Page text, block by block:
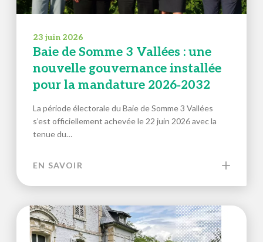
23 juin 2026
Baie de Somme 3 Vallées : une
nouvelle gouvernance installée
pour la mandature 2026‑2032
La période électorale du Baie de Somme 3 Vallées
s’est officiellement achevée le 22 juin 2026 avec la
tenue du…
EN SAVOIR